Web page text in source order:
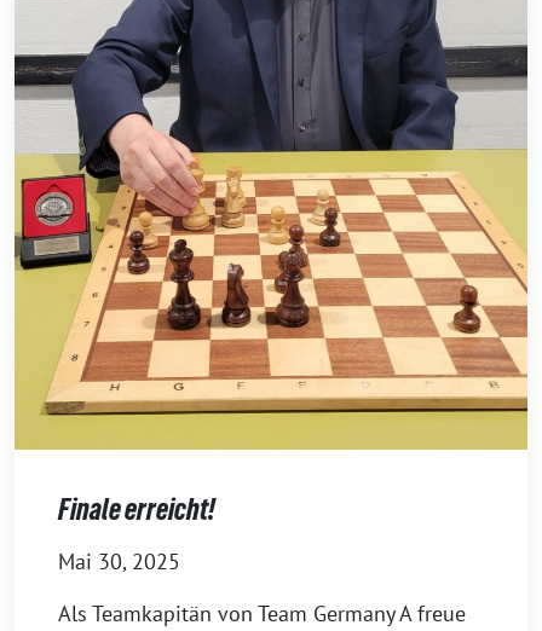
Finale erreicht!
Mai 30, 2025
Als Teamkapitän von Team Germany A freue